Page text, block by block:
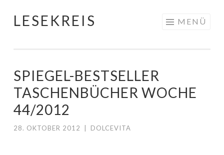
Springe
LESEKREIS MENÜ
SPIEGEL-BESTSELLER
TASCHENBÜCHER WOCHE
44/2012
28. OKTOBER 2012 DOLCEVITA